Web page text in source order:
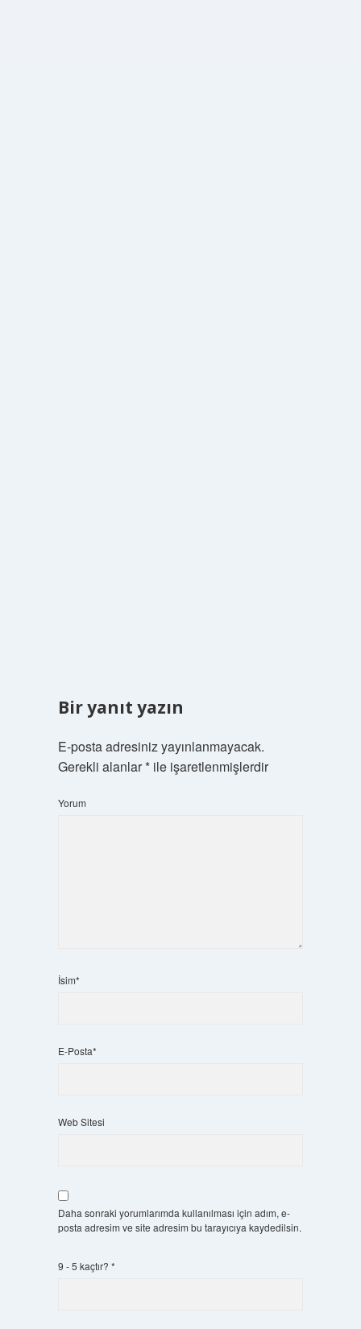
Bir yanıt yazın
E-posta adresiniz yayınlanmayacak.
Gerekli alanlar*ile işaretlenmişlerdir
Yorum
İsim*
E-Posta*
Web Sitesi
Daha sonraki yorumlarımda kullanılması için adım, e-
posta adresim ve site adresim bu tarayıcıya kaydedilsin.
9 - 5 kaçtır? *